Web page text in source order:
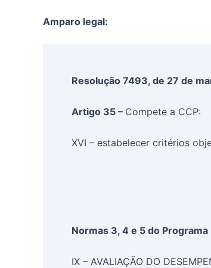
Amparo legal:
Resolução 7493, de 27 de
Artigo 35 – Compete a CCP:
XVI – estabelecer critérios
Normas 3, 4 e 5 do Programa
IX – AVALIAÇÃO DO